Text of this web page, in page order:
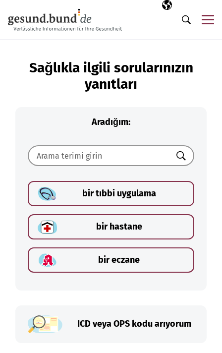
Seçili dil
TR
Arama
Sağlıkla ilgili sorularınızın
yanıtları
Aradığım:
Ara
bir tıbbi uygulama
bir hastane
bir eczane
ICD veya OPS kodu arıyorum